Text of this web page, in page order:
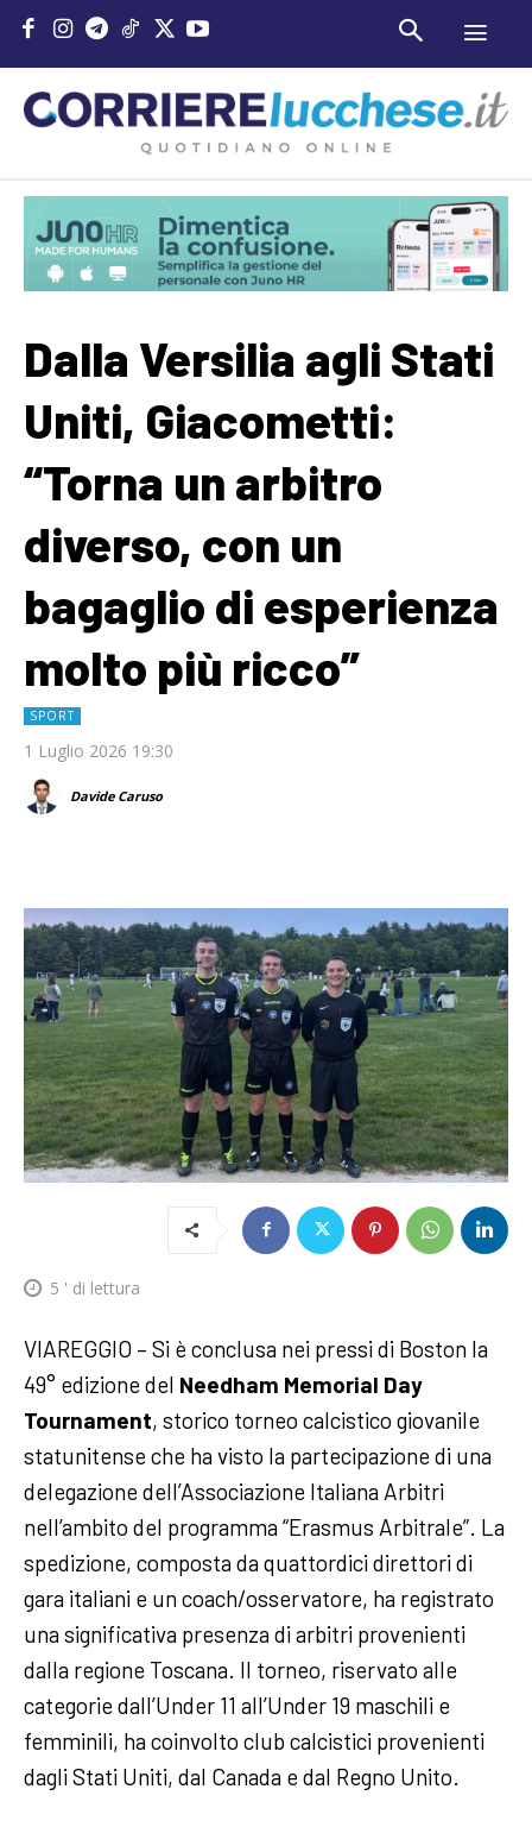
Dalla Versilia agli Stati
Uniti, Giacometti:
“Torna un arbitro
diverso, con un
bagaglio di esperienza
molto più ricco”
SPORT
1 Luglio 2026 19:30
Davide Caruso
5 ' di lettura
VIAREGGIO – Si è conclusa nei pressi di Boston la
49° edizione del Needham Memorial Day
Tournament, storico torneo calcistico giovanile
statunitense che ha visto la partecipazione di una
delegazione dell’Associazione Italiana Arbitri
nell’ambito del programma “Erasmus Arbitrale”. La
spedizione, composta da quattordici direttori di
gara italiani e un coach/osservatore, ha registrato
una significativa presenza di arbitri provenienti
dalla regione Toscana. Il torneo, riservato alle
categorie dall’Under 11 all’Under 19 maschili e
femminili, ha coinvolto club calcistici provenienti
dagli Stati Uniti, dal Canada e dal Regno Unito.